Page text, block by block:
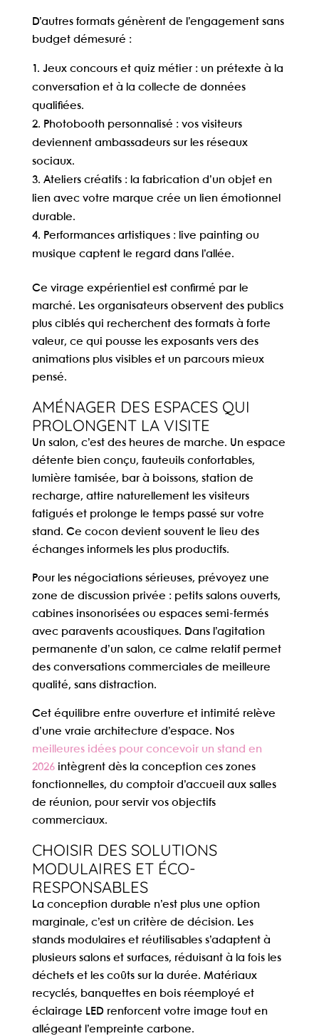
D’autres formats génèrent de l’engagement sans
budget démesuré :
Jeux concours et quiz métier: un prétexte à la
conversation et à la collecte de données
qualifiées.
Photobooth personnalisé : vos visiteurs
deviennent ambassadeurs sur les réseaux
sociaux.
Ateliers créatifs: la fabrication d’un objet en
lien avec votre marque crée un lien émotionnel
durable.
Performances artistiques: live painting ou
musique captent le regard dans l’allée.
Ce virage expérientiel est confirmé par le
marché. Les organisateurs observent des publics
plus ciblés qui recherchent des formats à forte
valeur, ce qui pousse les exposants vers des
animations plus visibles et un parcours mieux
pensé.
AMÉNAGER DES ESPACES QUI
PROLONGENT LA VISITE
Un salon, c’est des heures de marche. Un espace
détente bien conçu, fauteuils confortables,
lumière tamisée, bar à boissons, station de
recharge, attire naturellement les visiteurs
fatigués et prolonge le temps passé sur votre
stand. Ce cocon devient souvent le lieu des
échanges informels les plus productifs.
Pour les négociations sérieuses, prévoyez une
zone de discussion privée : petits salons ouverts,
cabines insonorisées ou espaces semi-fermés
avec paravents acoustiques. Dans l’agitation
permanente d’un salon, ce calme relatif permet
des conversations commerciales de meilleure
qualité, sans distraction.
Cet équilibre entre ouverture et intimité relève
d’une vraie architecture d’espace. Nos
meilleures idées pour concevoir un stand en
2026intègrent dès la conception ces zones
fonctionnelles, du comptoir d’accueil aux salles
de réunion, pour servir vos objectifs
commerciaux.
CHOISIR DES SOLUTIONS
MODULAIRES ET ÉCO-
RESPONSABLES
La conception durable n’est plus une option
marginale, c’est un critère de décision. Les
stands modulaires et réutilisabless’adaptent à
plusieurs salons et surfaces, réduisant à la fois les
déchets et les coûts sur la durée. Matériaux
recyclés, banquettes en bois réemployé et
éclairage LED renforcent votre image tout en
allégeant l’empreinte carbone.